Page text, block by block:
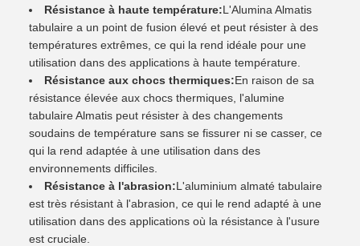
Résistance à haute température:L'Alumina Almatis
tabulaire a un point de fusion élevé et peut résister à des
températures extrêmes, ce qui la rend idéale pour une
utilisation dans des applications à haute température.
Résistance aux chocs thermiques:En raison de sa
résistance élevée aux chocs thermiques, l'alumine
tabulaire Almatis peut résister à des changements
soudains de température sans se fissurer ni se casser, ce
qui la rend adaptée à une utilisation dans des
environnements difficiles.
Résistance à l'abrasion:L'aluminium almaté tabulaire
est très résistant à l'abrasion, ce qui le rend adapté à une
utilisation dans des applications où la résistance à l'usure
est cruciale.